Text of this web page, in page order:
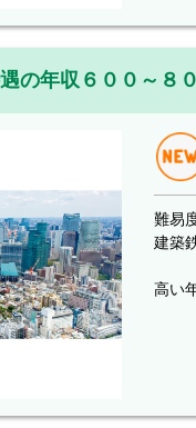
の年収６００～８
難易
建築
高い